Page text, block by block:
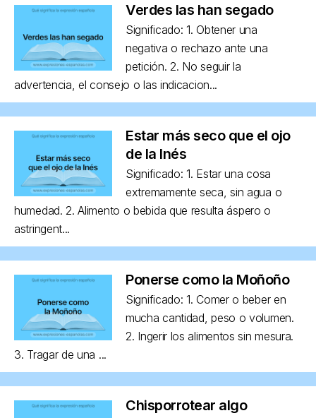
Verdes las han segado
Significado: 1. Obtener una
negativa o rechazo ante una
petición. 2. No seguir la
advertencia, el consejo o las indicacion...
Estar más seco que el ojo
de la Inés
Significado: 1. Estar una cosa
extremamente seca, sin agua o
humedad. 2. Alimento o bebida que resulta áspero o
astringent...
Ponerse como la Moñoño
Significado: 1. Comer o beber en
mucha cantidad, peso o volumen.
2. Ingerir los alimentos sin mesura.
3. Tragar de una ...
Chisporrotear algo